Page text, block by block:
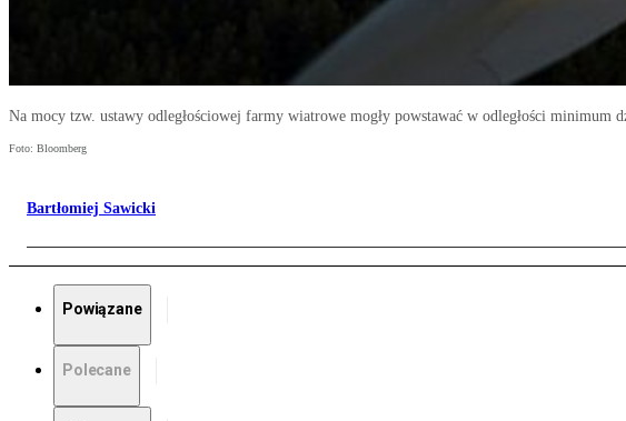
Na mocy tzw. ustawy odległościowej farmy wiatrowe mogły powstawać w odległości minimum
Foto: Bloomberg
Bartłomiej Sawicki
Powiązane
Polecane